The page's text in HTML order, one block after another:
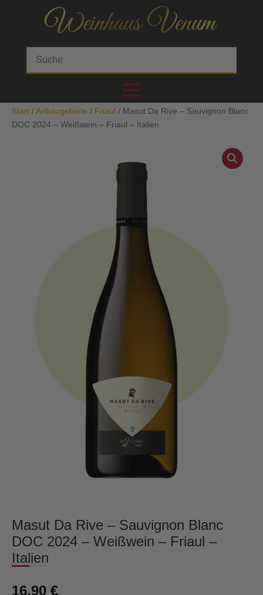
Start/Anbaugebiete / Friaul / Masut Da Rive – Sauvignon Blanc
DOC 2024 – Weißwein – Friaul – Italien
Masut Da Rive – Sauvignon Blanc
DOC 2024 – Weißwein – Friaul –
Italien
16,90 €